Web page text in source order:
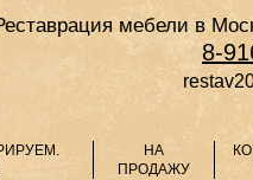
мебели в
8-
НА
ПРОДАЖУ